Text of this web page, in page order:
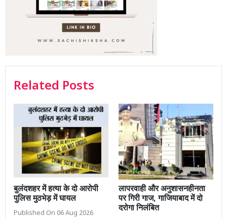
Related Posts
बुलंदशहर में हत्या के दो आरोपी
पुलिस मुठभेड़ में घायल
Published On 06 Aug 2026
लापरवाही और अनुशासनहीनता
पर गिरी गाज, गाजियाबाद में दो
दरोगा निलंबित